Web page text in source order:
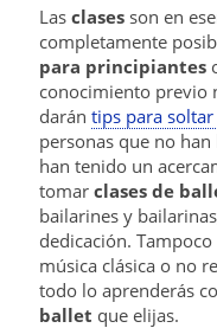
Las clases son en
completamente
para principiantes
conocimiento previo
darán tips para
personas que no
han tenido un
tomar clases de
bailarines y
dedicación.
música clásica o no
todo lo aprenderás
ballet que elijas.